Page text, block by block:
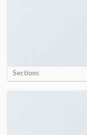
Sections